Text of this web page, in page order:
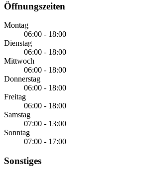
Öffnungszeiten
Montag
06:00 - 18:00
Dienstag
06:00 - 18:00
Mittwoch
06:00 - 18:00
Donnerstag
06:00 - 18:00
Freitag
06:00 - 18:00
Samstag
07:00 - 13:00
Sonntag
07:00 - 17:00
Sonstiges